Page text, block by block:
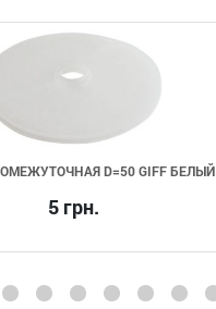
D=50 GIFF БЕЛЫЙ
5 грн.